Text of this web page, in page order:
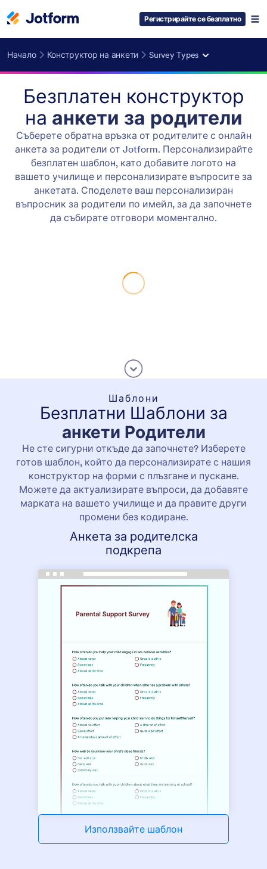
Регистрирайте се безплатно
Начало Конструктор на анкети Survey Types
Безплатен конструктор
на анкети за родители
Съберете обратна връзка от родителите с онлайн
анкета за родители от Jotform. Персонализирайте
безплатен шаблон, като добавите логото на
вашето училище и персонализирате въпросите за
анкетата. Споделете ваш персонализиран
въпросник за родители по имейл, за да започнете
да събирате отговори моментално.
Шаблони
Безплатни Шаблони за
анкети Родители
Не сте сигурни откъде да започнете? Изберете
готов шаблон, който да персонализирате с нашия
конструктор на форми с плъзгане и пускане.
Можете да актуализирате въпроси, да добавяте
марката на вашето училище и да правите други
промени без кодиране.
Анкета за родителска
подкрепа
Използвайте шаблон